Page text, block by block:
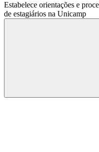
Estabelece orientações e
de estagiários na Unicamp